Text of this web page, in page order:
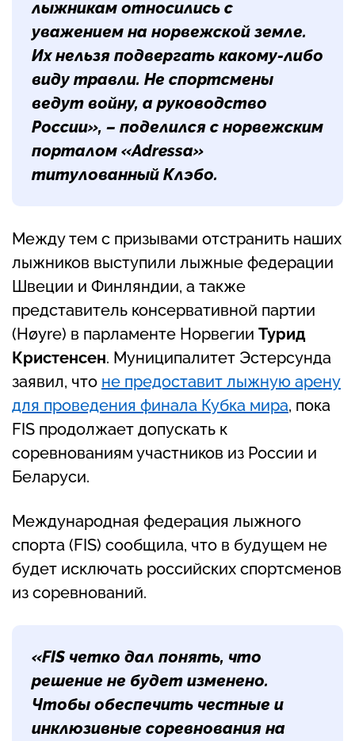
лыжникам относились с
уважением на норвежской земле.
Их нельзя подвергать какому-либо
виду травли. Не спортсмены
ведут войну, а руководство
России», – поделился с норвежским
порталом «Adressa»
титулованный Клэбо.
Между тем с призывами отстранить наших
лыжников выступили лыжные федерации
Швеции и Финляндии, а также
представитель консервативной партии
(Høyre) в парламенте Норвегии Турид
Кристенсен. Муниципалитет Эстерсунда
заявил, что не предоставит лыжную арену
для проведения финала Кубка мира, пока
FIS продолжает допускать к
соревнованиям участников из России и
Беларуси.
Международная федерация лыжного
спорта (FIS) сообщила, что в будущем не
будет исключать российских спортсменов
из соревнований.
«FIS четко дал понять, что
решение не будет изменено.
Чтобы обеспечить честные и
инклюзивные соревнования на